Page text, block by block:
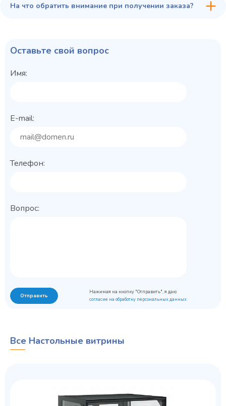
На что обратить внимание при получении заказа?
Оставьте свой вопрос
Имя:
E-mail:
Телефон:
Вопрос:
Отправить
Нажимая на кнопку "Отправить", я даю
согласие на обработку персональных данных
Все Настольные витрины